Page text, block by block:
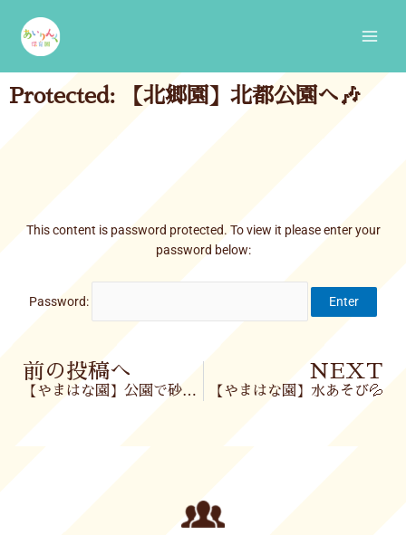
content
Protected: 【北郷園】北都公園へ🎶
This content is password protected. To view it please enter your
password below:
Password:
Prev
前の投稿へ
【やまはな園】公園で砂遊び🪣水遊び✨
NEXT
【やまはな園】水あそび💦